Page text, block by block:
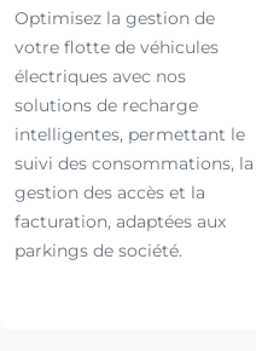
Optimisez la gestion de
votre flotte de véhicules
électriques avec nos
solutions de recharge
intelligentes, permettant le
suivi des consommations, la
gestion des accès et la
facturation, adaptées aux
parkings de société.